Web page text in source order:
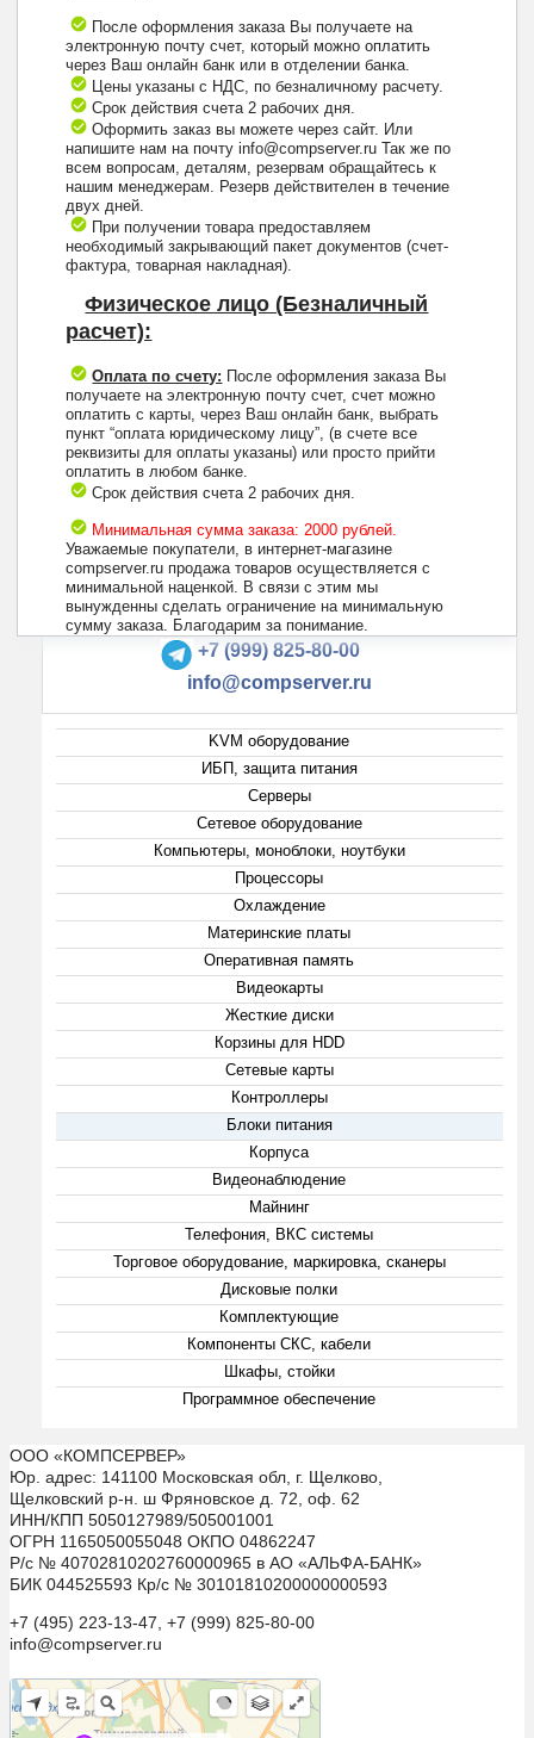
После оформления заказа Вы получаете на
электронную почту счет, который можно оплатить
через Ваш онлайн банк или в отделении банка.
Цены указаны с НДС, по безналичному расчету.
Срок действия счета 2 рабочих дня.
Оформить заказ вы можете через сайт. Или
напишите нам на почту info@compserver.ru Так же по
всем вопросам, деталям, резервам обращайтесь к
нашим менеджерам. Резерв действителен в течение
двух дней.
При получении товара предоставляем
необходимый закрывающий пакет документов (счет-
фактура, товарная накладная).
Физическое лицо (Безналичный
расчет):
Оплата по счету: После оформления заказа Вы
получаете на электронную почту счет, счет можно
оплатить с карты, через Ваш онлайн банк, выбрать
пункт “оплата юридическому лицу”, (в счете все
реквизиты для оплаты указаны) или просто прийти
оплатить в любом банке.
Срок действия счета 2 рабочих дня.
Минимальная сумма заказа: 2000 рублей.
Уважаемые покупатели, в интернет-магазине
compserver.ru продажа товаров осуществляется с
минимальной наценкой. В связи с этим мы
вынужденны сделать ограничение на минимальную
сумму заказа. Благодарим за понимание.
+7 (495) 223-13-47
+7 (999) 825-80-00
info@compserver.ru
KVM оборудование
ИБП, защита питания
Серверы
Сетевое оборудование
Компьютеры, моноблоки, ноутбуки
Процессоры
Охлаждение
Материнские платы
Оперативная память
Видеокарты
Жесткие диски
Корзины для HDD
Сетевые карты
Контроллеры
Блоки питания
Корпуса
Видеонаблюдение
Майнинг
Телефония, ВКС системы
Торговое оборудование, маркировка, сканеры
Дисковые полки
Комплектующие
Компоненты СКС, кабели
Шкафы, стойки
Программное обеспечение
ООО «КОМПСЕРВЕР»
Юр. адрес: 141100 Московская обл, г. Щелково,
Щелковский р-н. ш Фряновское д. 72, оф. 62
ИНН/КПП 5050127989/505001001
ОГРН 1165050055048 ОКПО 04862247
Р/с № 40702810202760000965 в АО «АЛЬФА-БАНК»
БИК 044525593 Кр/с № 30101810200000000593
+7 (495) 223-13-47, +7 (999) 825-80-00
info@compserver.ru